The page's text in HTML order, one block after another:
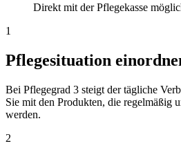
Direkt mit der Pflegekasse
1
Pflegesituation
Bei Pflegegrad 3 steigt der tägliche
Sie mit den Produkten, die regelmäßig
werden.
2